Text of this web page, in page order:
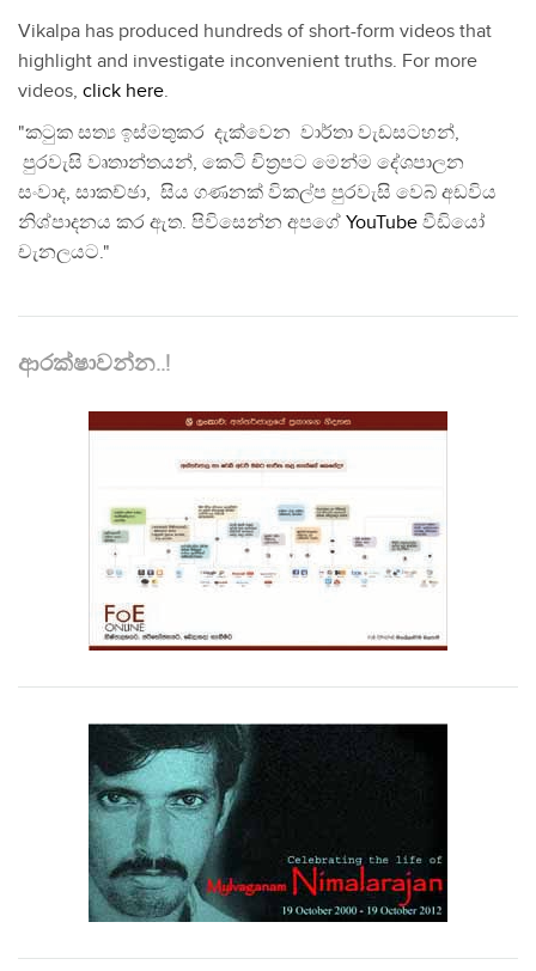
Vikalpa has produced hundreds of short-form videos that
highlight and investigate inconvenient truths. For more
videos, click here.
"කටුක සත්‍ය ඉස්මතුකර දැක්වෙන වාර්තා වැඩසටහන්,
පුරවැසි වෘතාන්තයන්, කෙටි චිත්‍රපට මෙන්ම දේශපාලන
සංවාද, සාකච්ඡා, සිය ගණනක් විකල්ප පුරවැසි වෙබ් අඩවිය
නිශ්පාදනය කර ඇත. පිවිසෙන්න අපගේ YouTube වීඩියෝ
චැනලයට."
ආරක්ෂාවන්න..!